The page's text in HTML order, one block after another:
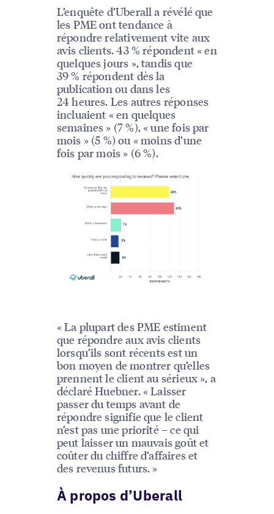
L’enquête d’Uberall a révélé que
les PME ont tendance à
répondre relativement vite aux
avis clients. 43 % répondent « en
quelques jours », tandis que
39 % répondent dès la
publication ou dans les
24 heures. Les autres réponses
incluaient « en quelques
semaines » (7 %), « une fois par
mois » (5 %) ou « moins d’une
fois par mois » (6 %).
« La plupart des PME estiment
que répondre aux avis clients
lorsqu’ils sont récents est un
bon moyen de montrer qu’elles
prennent le client au sérieux », a
déclaré Huebner. « Laisser
passer du temps avant de
répondre signifie que le client
n’est pas une priorité – ce qui
peut laisser un mauvais goût et
coûter du chiffre d’affaires et
des revenus futurs. »
À propos d’Uberall